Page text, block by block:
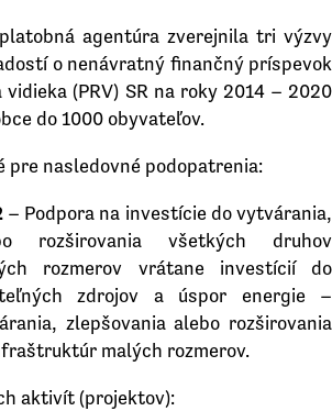
agentúra zverejnila tri výzvy
o nenávratný finančný príspevok
vidieka (PRV) SR na roky 2014 – 2020
do 1000 obyvateľov.
pre nasledovné podopatrenia:
– Podpora na investície do vytvárania,
rozširovania všetkých druhov
rozmerov vrátane investícií do
zdrojov a úspor energie –
zlepšovania alebo rozširovania
malých rozmerov.
aktivít (projektov):